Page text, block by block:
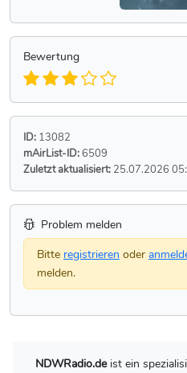
Bewertung
ID: 13082
mAirList-ID:6509
Zuletzt aktualisiert: 25.07.2026
Problem melden
Bitte registrieren oder
melden.
NDWRadio.deist ein